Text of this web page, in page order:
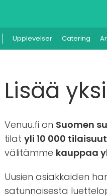
Upplevelser Catering
Lisää
Venuu.fi on Suomen
tilatyli 10 000
välitämme kauppaa
Uusien asiakkaiden
satunnaisesta